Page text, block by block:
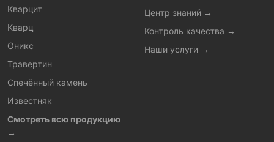
Кварцит
Кварц
Оникс
Травертин
Спечённый камень
Известняк
Смотреть всю продукцию
→
Центр знаний →
Контроль качества →
Наши услуги →